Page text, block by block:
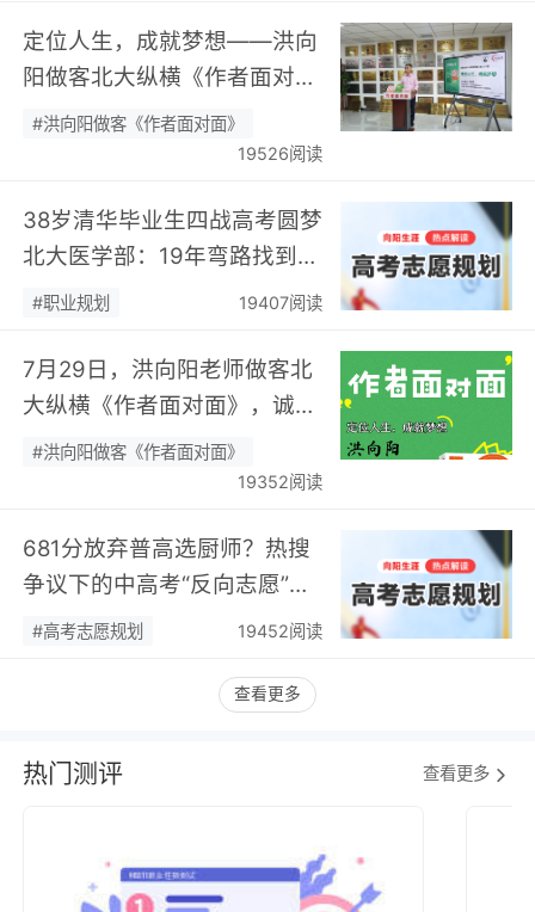
定位人生，成就梦想——洪向
阳做客北大纵横《作者面对
面》开展职业规划专题分享…
#洪向阳做客《作者面对面》
19526阅读
38岁清华毕业生四战高考圆梦
北大医学部：19年弯路找到终
身热爱，可幸又可惜！…
#职业规划 19407阅读
7月29日，洪向阳老师做客北
大纵横《作者面对面》，诚邀
您现场相聚！…
#洪向阳做客《作者面对面》
19352阅读
681分放弃普高选厨师？热搜
争议下的中高考“反向志愿”
潮，藏着职业规划新逻辑…
#高考志愿规划 19452阅读
查看更多
热门测评 查看更多